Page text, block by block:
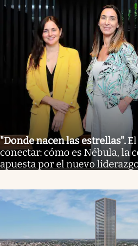
"Donde nacen las estrellas".
conectar: cómo es Nébula, la
apuesta por el nuevo